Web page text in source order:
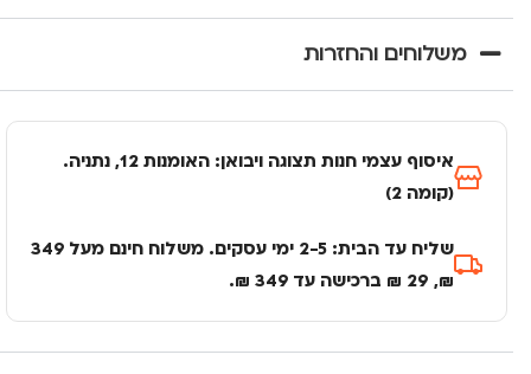
משלוחים והחזרות
איסוף עצמי חנות תצוגה ויבואן: האומנות 12, נתניה.
(קומה 2)
שליח עד הבית: 2-5 ימי עסקים. משלוח חינם מעל 349
₪, 29 ₪ ברכישה עד 349 ₪.